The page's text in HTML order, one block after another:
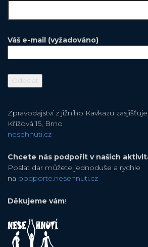
Váš e-mail (vyžadováno)
Zpravodajství z jižního Kavkazu
Křížová 15, Brno
nesehnuti.cz
Chcete nás podpořit v našich
Poslat dar můžete jednoduše a rychle
na podporte.nesehnuti.cz
Děkujeme vám!